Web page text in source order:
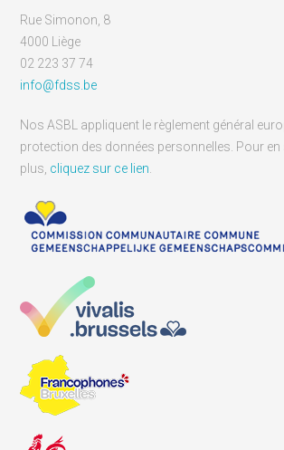
Rue Simonon, 8
4000 Liège
02 223 37 74
info@fdss.be
Nos ASBL appliquent le règlement général
protection des données personnelles. Pour
plus, cliquez sur ce lien